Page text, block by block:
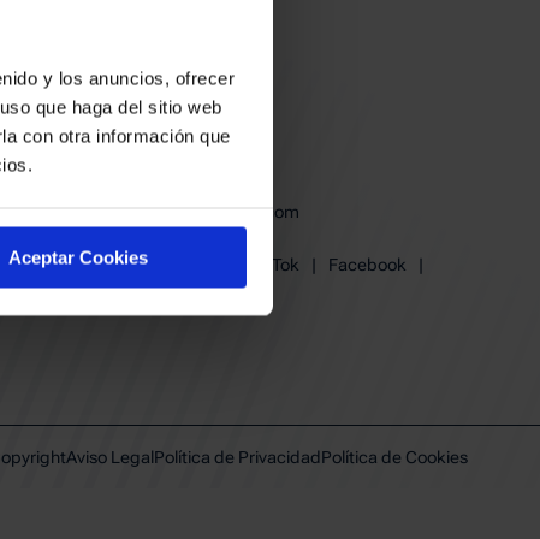
y los anuncios, ofrecer
que haga del sitio web
con otra información que
Aceptar Cookies
baskonia@baskonia.com
Instagram
TikTok | Facebook
|
Youtube
| Linkedin
Aviso LegalPolítica de PrivacidadPolítica de Cookies